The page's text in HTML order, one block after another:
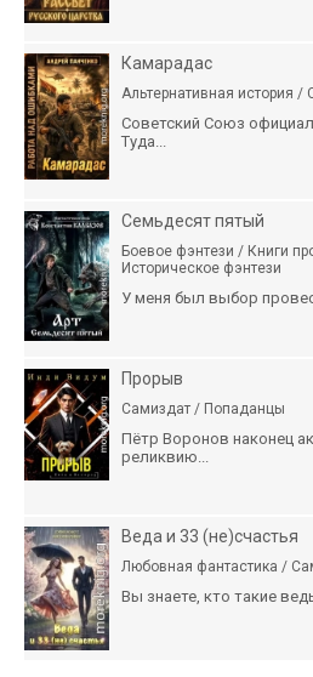
Камарадас
Альтернативная история
Советский Союз
Туда...
Семьдесят пятый
Боевое фэнтези / Книги
Историческое фэнтези
У меня был выбор
Прорыв
Самиздат / Попаданцы
Пётр Воронов наконец
реликвию...
Веда и 33 (не)счастья
Любовная фантастика /
Вы знаете, кто такие